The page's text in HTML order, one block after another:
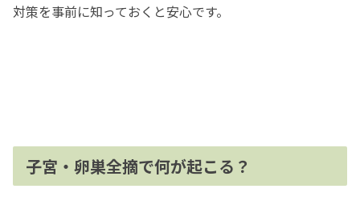
対策を事前に知っておくと安心です。
子宮・卵巣全摘で何が起こる？